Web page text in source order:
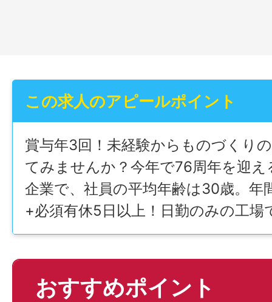
この求人のアピールポイント
賞与年3回！未経験からものづくり
てみませんか？今年で76周年を迎え
企業で、社員の平均年齢は30歳。年
+必須有休5日以上！日勤のみの工場
おすすめポイント